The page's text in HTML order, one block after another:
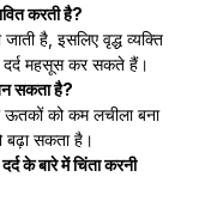
करती है?
है, इसलिए वृद्ध व्यक्ति
दर्द महसूस कर सकते हैं।
सकता है?
को कम लचीला बना
बढ़ा सकता है।
के बारे में चिंता करनी